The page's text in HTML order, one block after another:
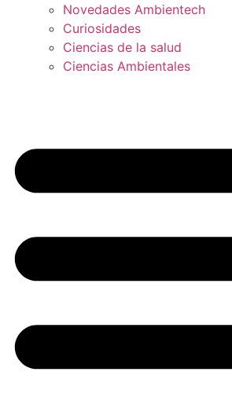
Novedades Ambientech
Curiosidades
Ciencias de la salud
Ciencias Ambientales